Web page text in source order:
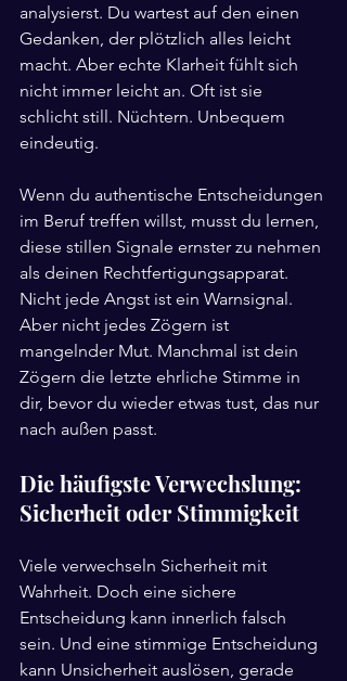
analysierst. Du wartest auf den einen
Gedanken, der plötzlich alles leicht
macht. Aber echte Klarheit fühlt sich
nicht immer leicht an. Oft ist sie
schlicht still. Nüchtern. Unbequem
eindeutig.
Wenn du authentische Entscheidungen
im Beruf treffen willst, musst du lernen,
diese stillen Signale ernster zu nehmen
als deinen Rechtfertigungsapparat.
Nicht jede Angst ist ein Warnsignal.
Aber nicht jedes Zögern ist
mangelnder Mut. Manchmal ist dein
Zögern die letzte ehrliche Stimme in
dir, bevor du wieder etwas tust, das nur
nach außen passt.
Die häufigste Verwechslung:
Sicherheit oder Stimmigkeit
Viele verwechseln Sicherheit mit
Wahrheit. Doch eine sichere
Entscheidung kann innerlich falsch
sein. Und eine stimmige Entscheidung
kann Unsicherheit auslösen, gerade